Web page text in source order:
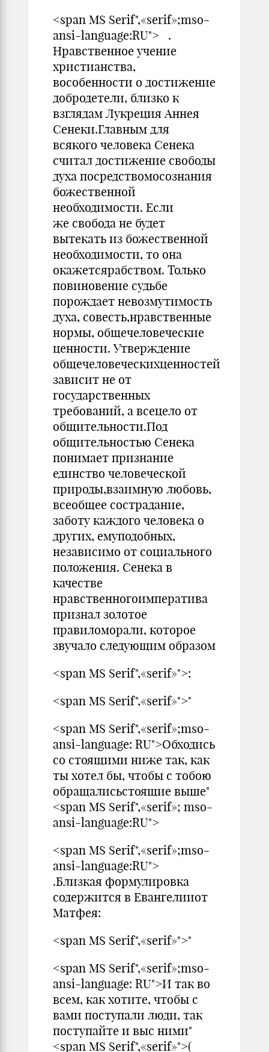
<span MS Serif",«serif»;mso-
ansi-language:RU"> .
Нравственное учение
христианства,
вособенности о достижение
добродетели, близко к
взглядам Лукреция Аннея
Сенеки.Главным для
всякого человека Сенека
считал достижение свободы
духа посредствомосознания
божественной
необходимости. Если
же свобода не будет
вытекать из божественной
необходимости, то она
окажетсярабством. Только
повиновение судьбе
порождает невозмутимость
духа, совесть,нравственные
нормы, общечеловеческие
ценности. Утверждение
общечеловеческихценностей
зависит не от
государственных
требований, а всецело от
общительности.Под
общительностью Сенека
понимает признание
единство человеческой
природы,взаимную любовь,
всеобщее сострадание,
заботу каждого человека о
других, емуподобных,
независимо от социального
положения. Сенека в
качестве
нравственногоимператива
признал золотое
правиломорали, которое
звучало следующим образом
<span MS Serif",«serif»">:
<span MS Serif",«serif»">"
<span MS Serif",«serif»;mso-
ansi-language: RU">Обходись
со стоящими ниже так, как
ты хотел бы, чтобы с тобою
обращалисьстоящие выше"
<span MS Serif",«serif»; mso-
ansi-language:RU">
<span MS Serif",«serif»;mso-
ansi-language:RU">
.Близкая формулировка
содержится в Евангелииот
Матфея:
<span MS Serif",«serif»">"
<span MS Serif",«serif»;mso-
ansi-language: RU">И так во
всем, как хотите, чтобы с
вами поступали люди, так
поступайте и выс ними"
<span MS Serif",«serif»">(